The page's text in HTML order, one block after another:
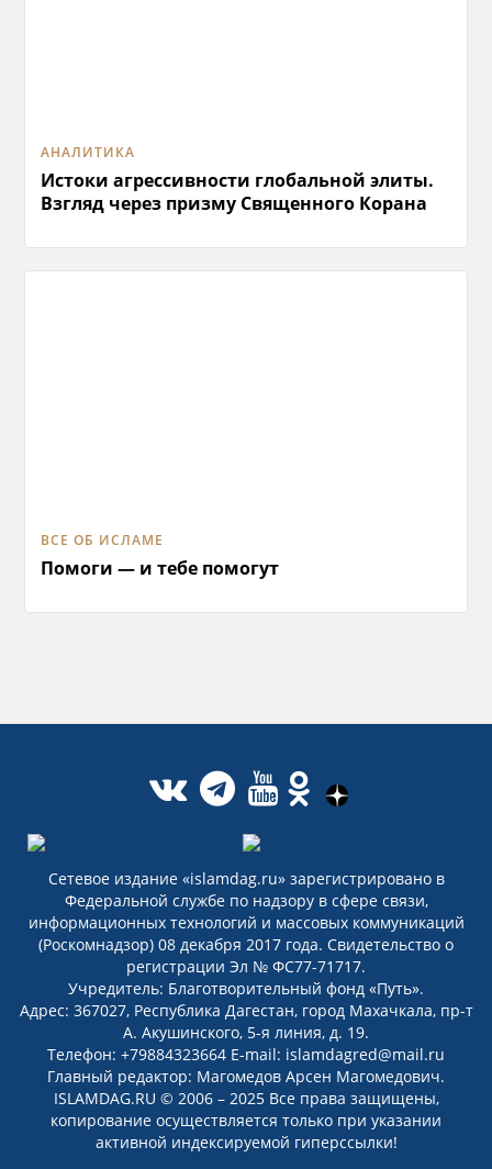
АНАЛИТИКА
Истоки агрессивности глобальной элиты.
Взгляд через призму Священного Корана
ВСЕ ОБ ИСЛАМЕ
Помоги — и тебе помогут
Сетевое издание «islamdag.ru» зарегистрировано в
Федеральной службе по надзору в сфере связи,
информационных технологий и массовых коммуникаций
(Роскомнадзор) 08 декабря 2017 года. Свидетельство о
регистрации Эл № ФС77-71717.
Учредитель: Благотворительный фонд «Путь».
Адрес: 367027, Республика Дагестан, город Махачкала, пр-т
А. Акушинского, 5-я линия, д. 19.
Телефон: +79884323664 E-mail: islamdagred@mail.ru
Главный редактор: Магомедов Арсен Магомедович.
ISLAMDAG.RU © 2006 – 2025 Все права защищены,
копирование осуществляется только при указании
активной индексируемой гиперссылки!